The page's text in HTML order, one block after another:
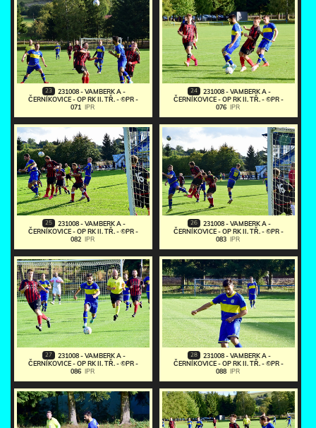
23
231008 - VAMBERK A -
ČERNÍKOVICE - OP RK II. TŘ. - ©PR -
071 IPR
24
231008 - VAMBERK A -
ČERNÍKOVICE - OP RK II. TŘ. - ©PR -
076 IPR
25
231008 - VAMBERK A -
ČERNÍKOVICE - OP RK II. TŘ. - ©PR -
082 IPR
26
231008 - VAMBERK A -
ČERNÍKOVICE - OP RK II. TŘ. - ©PR -
083 IPR
27
231008 - VAMBERK A -
ČERNÍKOVICE - OP RK II. TŘ. - ©PR -
086 IPR
28
231008 - VAMBERK A -
ČERNÍKOVICE - OP RK II. TŘ. - ©PR -
088 IPR